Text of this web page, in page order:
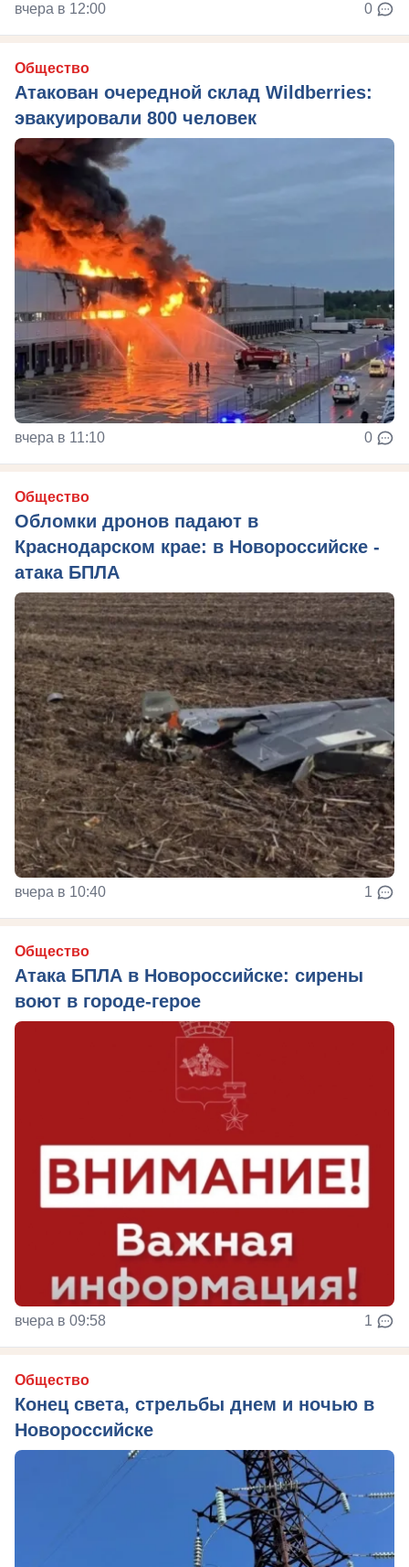
вчера в 12:00 0
Общество
Атакован очередной склад Wildberries:
эвакуировали 800 человек
вчера в 11:10 0
Общество
Обломки дронов падают в
Краснодарском крае: в Новороссийске -
атака БПЛА
вчера в 10:40 1
Общество
Атака БПЛА в Новороссийске: сирены
воют в городе-герое
вчера в 09:58 1
Общество
Конец света, стрельбы днем и ночью в
Новороссийске